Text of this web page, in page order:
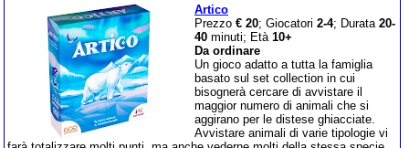
Artico
Prezzo € 20; Giocatori 2-4; Durata 20-
40 minuti; Età 10+
Da ordinare
Un gioco adatto a tutta la famiglia
basato sul set collection in cui
bisognerà cercare di avvistare il
maggior numero di animali che si
aggirano per le distese ghiacciate.
Avvistare animali di varie tipologie vi